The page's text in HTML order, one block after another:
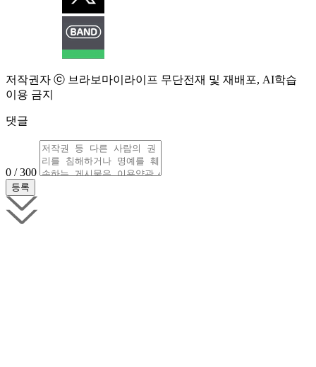
저작권자 ⓒ 브라보마이라이프 무단전재 및 재배포, AI학습
이용 금지
댓글
0 / 300